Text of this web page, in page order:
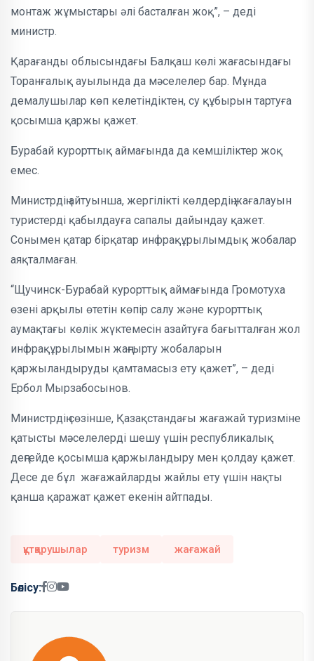
монтаж жұмыстары әлі басталған жоқ”, – деді
министр.
Қарағанды облысындағы Балқаш көлі жағасындағы
Торанғалық ауылында да мәселелер бар. Мұнда
демалушылар көп келетіндіктен, су құбырын тартуға
қосымша қаржы қажет.
Бурабай курорттық аймағында да кемшіліктер жоқ
емес.
Министрдің айтуынша, жергілікті көлдердің жағалауын
туристерді қабылдауға сапалы дайындау қажет.
Сонымен қатар бірқатар инфрақұрылымдық жобалар
аяқталмаған.
“Щучинск-Бурабай курорттық аймағында Громотуха
өзені арқылы өтетін көпір салу және курорттық
аумақтағы көлік жүктемесін азайтуға бағытталған жол
инфрақұрылымын жаңғырту жобаларын
қаржыландыруды қамтамасыз ету қажет”, – деді
Ербол Мырзабосынов.
Министрдің сөзінше, Қазақстандағы жағажай туризміне
қатысты мәселелерді шешу үшін республикалық
деңгейде қосымша қаржыландыру мен қолдау қажет.
Десе де бұл жағажайларды жайлы ету үшін нақты
қанша қаражат қажет екенін айтпады.
құтқарушылар туризм жағажай
Бөлісу: